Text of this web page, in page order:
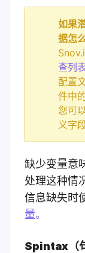
如果
据怎
查列
配置
件中
您可
义字段
缺少变量意
处理这种情
信息缺失时
量。
Spintax（